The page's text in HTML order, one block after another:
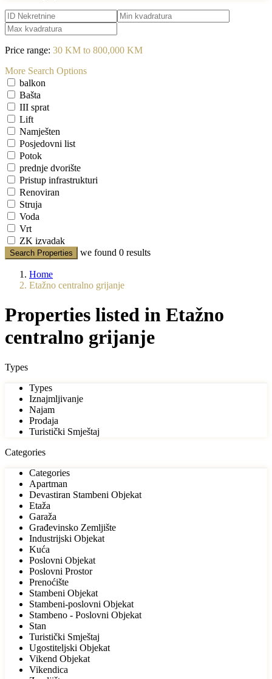
Price range: 30 KM to 800,000 KM
More Search Options
balkon
Bašta
III sprat
Lift
Namješten
Posjedovni list
Potok
prednje dvorište
Pristup infrastrukturi
Renoviran
Struja
Voda
Vrt
ZK izvadak
Search Properties we found 0 results
Home
Etažno centralno grijanje
Properties listed in Etažno
centralno grijanje
Types
Types
Iznajmljivanje
Najam
Prodaja
Turistički Smještaj
Categories
Categories
Apartman
Devastiran Stambeni Objekat
Etaža
Garaža
Građevinsko Zemljište
Industrijski Objekat
Kuća
Poslovni Objekat
Poslovni Prostor
Prenoćište
Stambeni Objekat
Stambeni-poslovni Objekat
Stambeno - Poslovni Objekat
Stan
Turistički Smještaj
Ugostiteljski Objekat
Vikend Objekat
Vikendica